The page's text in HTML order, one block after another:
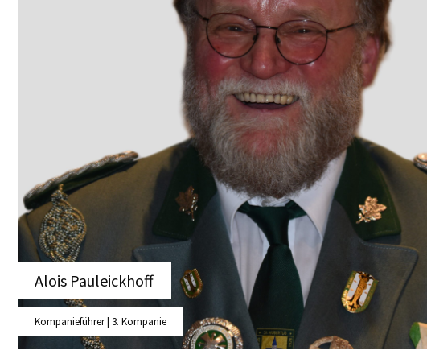
Alois Pauleickhoff
Kompanieführer | 3. Kompanie
Alois Pauleickhoff